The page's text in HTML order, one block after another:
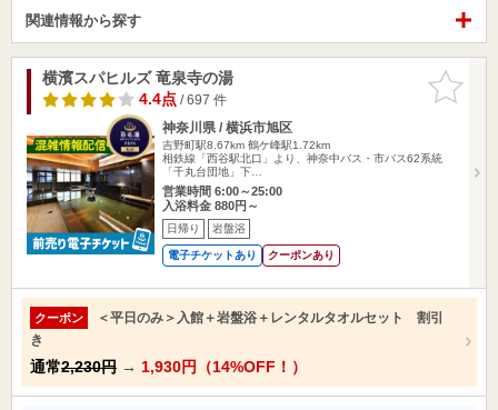
関連情報から探す
お気に入
りに追加
横濱スパヒルズ 竜泉寺の湯
4.4点/ 697 件
神奈川県 / 横浜市旭区
吉野町駅8.67km 鶴ケ峰駅1.72km
相鉄線「西谷駅北口」より、神奈中バス・市バス62系統
「千丸台団地」下…
営業時間 6:00～25:00
入浴料金 880円～
日帰り 岩盤浴
電子チケットあり クーポンあり
クーポン
＜平日のみ＞入館＋岩盤浴＋レンタルタオルセット 割引
き
通常2,230円 → 1,930円（14%OFF！）